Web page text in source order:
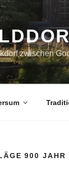
zwischen
900 JAHR